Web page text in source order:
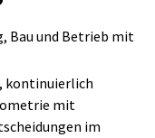
Bau und Betrieb mit
kontinuierlich
mit
im